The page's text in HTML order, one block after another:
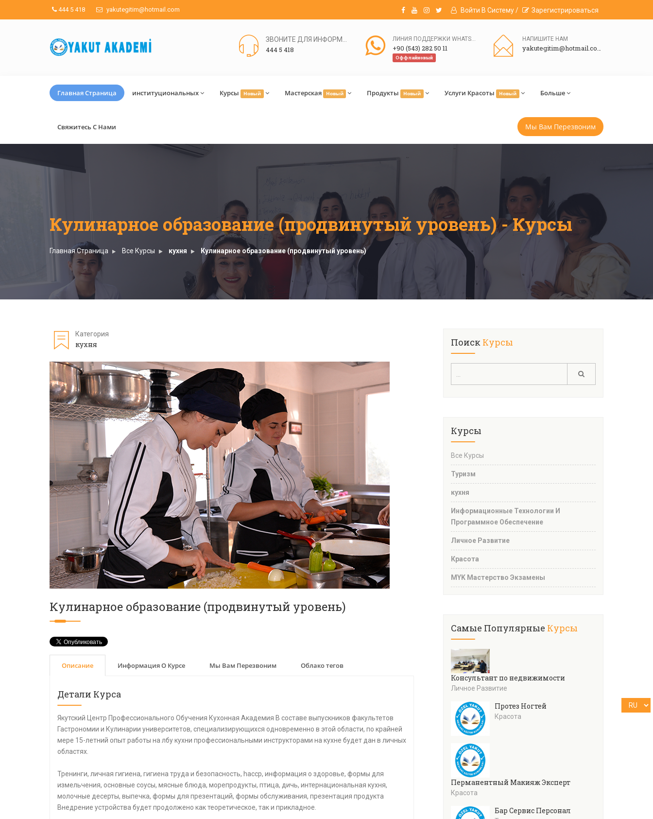
444 5 418 yakutegitim@hotmail.com Войти В Систему / Зарегистрироваться
444 5 418
ЛИНИЯ ПОДДЕРЖКИ WHATSAPP
+90 (543) 282 50 11
Оффлайновый
НАПИШИТЕ НАМ
yakutegitim@hotmail.com
Главная Страница институциональных Курсы Новый Мастерская Новый Продукты Новый Услуги Красоты Новый Больше
Свяжитесь С Нами Мы Вам Перезвоним
Кулинарное образование (продвинутый уровень) - Курсы
Главная Страница Все Курсы кухня Кулинарное образование (продвинутый уровень)
Категория
кухня
Кулинарное образование (продвинутый уровень)
Описание Информация О Курсе Мы Вам Перезвоним Облако тегов
Детали Курса
Якутский Центр Профессионального Обучения Кухонная Академия В составе выпускников факультетов
Гастрономии и Кулинарии университетов, специализирующихся одновременно в этой области, по крайней
мере 15-летний опыт работы на лбу кухни профессиональными инструкторами на кухне будет дан в личных
областях.
Тренинги, личная гигиена, гигиена труда и безопасность, haccp, информация о здоровье, формы для
измельчения, основные соусы, мясные блюда, морепродукты, птица, дичь, интернациональная кухня,
молочные десерты, выпечка, формы для презентаций, формы обслуживания, презентация продукта
Внедрение устройства будет продолжено как теоретическое, так и прикладное.
Поиск Курсы
Курсы
Все Курсы
Туризм
кухня
Информационные Технологии И
Программное Обеспечение
Личное Развитие
Красота
MYK Мастерство Экзамены
Самые Популярные Курсы
Консультант по недвижимости
Личное Развитие
Протез Ногтей
Красота
Перманентный Макияж Эксперт
Красота
Бар Сервис Персонал